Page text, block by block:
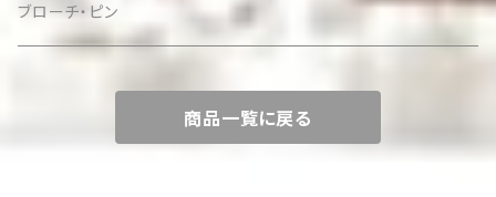
ケース
ブローチ・ピン
商品一覧に戻る